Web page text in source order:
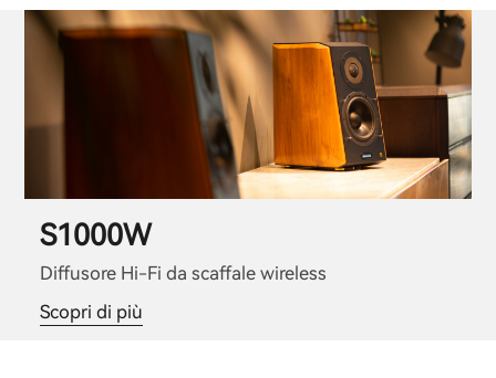
S1000W
Diffusore Hi-Fi da scaffale wireless
Scopri di più